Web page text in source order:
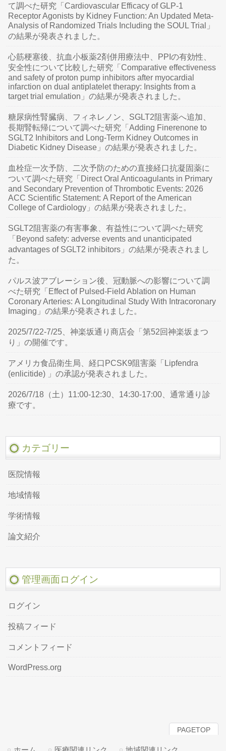
て調べた研究「Cardiovascular Efficacy of GLP-1
Receptor Agonists by Kidney Function: An Updated Meta-
Analysis of Randomized Trials Including the SOUL Trial」
の結果が発表されました。
心筋梗塞後、抗血小板薬2剤併用療法中、PPIの有効性、
安全性について比較した研究「Comparative effectiveness
and safety of proton pump inhibitors after myocardial
infarction on dual antiplatelet therapy: Insights from a
target trial emulation」の結果が発表されました。
糖尿病性腎臓病、フィネレノン、SGLT2阻害薬へ追加、
長期腎転帰について調べた研究「Adding Finerenone to
SGLT2 Inhibitors and Long-Term Kidney Outcomes in
Diabetic Kidney Disease」の結果が発表されました。
血栓症一次予防、二次予防のための直接経口抗凝固薬に
ついて調べた研究「Direct Oral Anticoagulants in Primary
and Secondary Prevention of Thrombotic Events: 2026
ACC Scientific Statement: A Report of the American
College of Cardiology」の結果が発表されました。
SGLT2阻害薬の有害事象、有益性について調べた研究
「Beyond safety: adverse events and unanticipated
advantages of SGLT2 inhibitors」の結果が発表されまし
た。
パルス波アブレーション後、冠動脈への影響について調
べた研究「Effect of Pulsed-Field Ablation on Human
Coronary Arteries: A Longitudinal Study With Intracoronary
Imaging」の結果が発表されました。
2025/7/22-7/25、神楽坂通り商店会「第52回神楽坂まつ
り」の開催です。
アメリカ食品衛生局、経口PCSK9阻害薬「Lipfendra
(enlicitide) 」の承認が発表されました。
2026/7/18（土）11:00-12:30、14:30-17:00、通常通り診
療です。
カテゴリー
医院情報
地域情報
学術情報
論文紹介
管理画面ログイン
ログイン
投稿フィード
コメントフィード
WordPress.org
PAGETOP